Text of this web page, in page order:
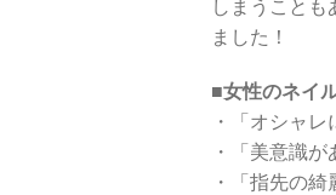
しまうこと
ました！
■女性のネイ
・「オシャ
・「美意識
・「指先の